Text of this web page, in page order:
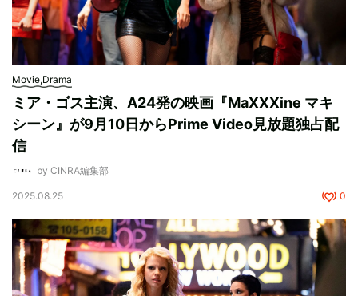
Movie,Drama
ミア・ゴス主演、A24発の映画『MaXXXine マキ
シーン』が9月10日からPrime Video見放題独占配
信
by CINRA編集部
2025.08.25 0